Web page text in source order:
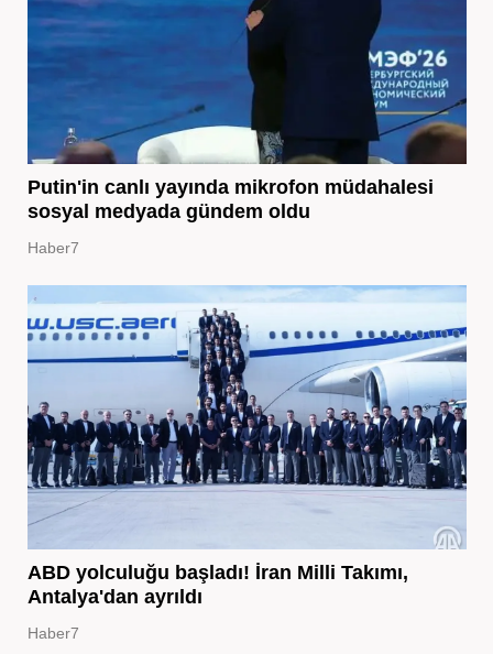
Putin'in canlı yayında mikrofon müdahalesi
sosyal medyada gündem oldu
Haber7
ABD yolculuğu başladı! İran Milli Takımı,
Antalya'dan ayrıldı
Haber7